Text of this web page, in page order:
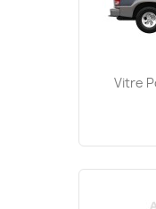
Vitre